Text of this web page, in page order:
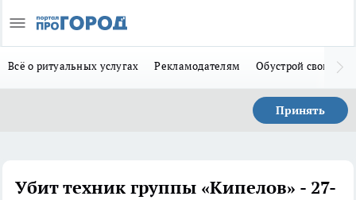
Всё о ритуальных услугах Рекламодателям Обустрой свой дом
Принять
Убит техник группы «Кипелов» - 27-